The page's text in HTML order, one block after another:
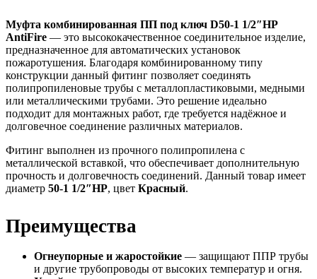
Муфта комбинированная ПП под ключ D50-1 1/2″НР
AntiFire — это высококачественное соединительное изделие,
предназначенное для автоматических установок
пожаротушения. Благодаря комбинированному типу
конструкции данный фитинг позволяет соединять
полипропиленовые трубы с металлопластиковыми, медными
или металлическими трубами. Это решение идеально
подходит для монтажных работ, где требуется надёжное и
долговечное соединение различных материалов.
Фитинг выполнен из прочного полипропилена с
металлической вставкой, что обеспечивает дополнительную
прочность и долговечность соединений. Данный товар имеет
диаметр 50-1 1/2″НР, цвет Красный.
Преимущества
Огнеупорные и жаростойкие — защищают ППР трубы
и другие трубопроводы от высоких температур и огня.